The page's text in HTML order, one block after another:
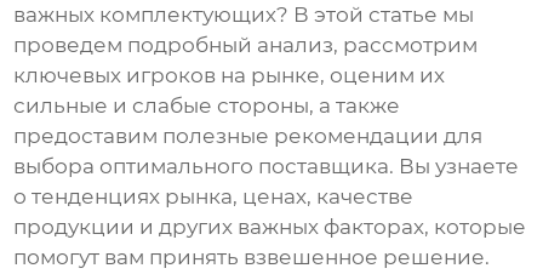
важных комплектующих? В этой статье мы
проведем подробный анализ, рассмотрим
ключевых игроков на рынке, оценим их
сильные и слабые стороны, а также
предоставим полезные рекомендации для
выбора оптимального поставщика. Вы узнаете
о тенденциях рынка, ценах, качестве
продукции и других важных факторах, которые
помогут вам принять взвешенное решение.